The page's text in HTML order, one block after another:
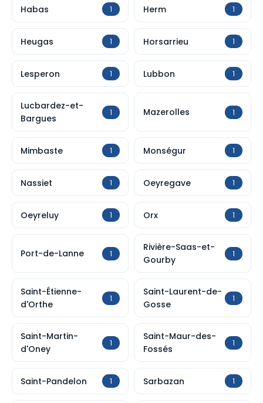
Habas 1 Herm 1
Heugas 1 Horsarrieu 1
Lesperon 1 Lubbon 1
Lucbardez-et-
Bargues
1 Mazerolles 1
Mimbaste 1 Monségur 1
Nassiet 1 Oeyregave 1
Oeyreluy 1 Orx 1
Port-de-Lanne 1
Rivière-Saas-et-
Gourby
1
Saint-Étienne-
d'Orthe
1
Saint-Laurent-de-
Gosse
1
Saint-Martin-
d'Oney
1
Saint-Maur-des-
Fossés
1
Saint-Pandelon 1 Sarbazan 1